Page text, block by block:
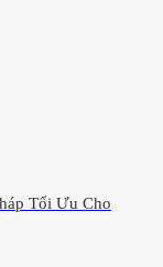
Tối Ưu Cho